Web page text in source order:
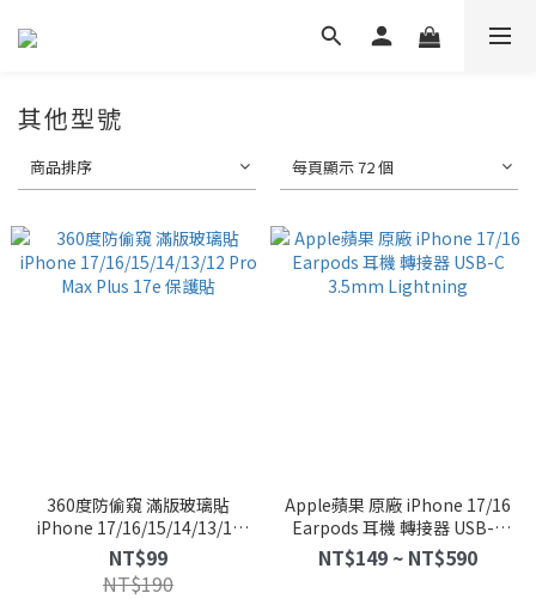
其他型號
商品排序 每頁顯示 72 個
360度防偷窺 滿版玻璃貼
iPhone 17/16/15/14/13/12
Pro Max Plus 17e 保護貼
NT$99
NT$190
Apple蘋果 原廠 iPhone 17/16
Earpods 耳機 轉接器 USB-C
3.5mm Lightning
NT$149 ~ NT$590